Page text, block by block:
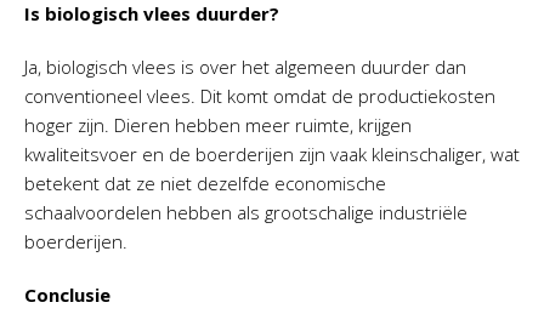
Is biologisch vlees duurder?
Ja, biologisch vlees is over het algemeen duurder dan
conventioneel vlees. Dit komt omdat de productiekosten
hoger zijn. Dieren hebben meer ruimte, krijgen
kwaliteitsvoer en de boerderijen zijn vaak kleinschaliger, wat
betekent dat ze niet dezelfde economische
schaalvoordelen hebben als grootschalige industriële
boerderijen.
Conclusie